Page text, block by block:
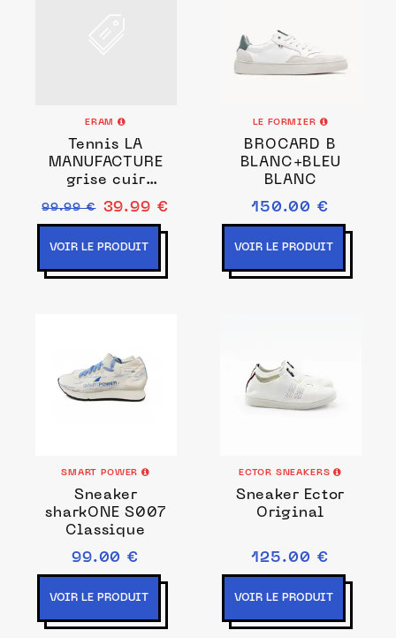
ERAM
Tennis LA
MANUFACTURE
grise cuir
velours
99.99 € 39.99 €
VOIR LE PRODUIT
LE FORMIER
BROCARD B
BLANC+BLEU
BLANC
150.00 €
VOIR LE PRODUIT
SMART POWER
Sneaker
sharkONE S007
Classique
99.00 €
VOIR LE PRODUIT
ECTOR SNEAKERS
Sneaker Ector
Original
125.00 €
VOIR LE PRODUIT